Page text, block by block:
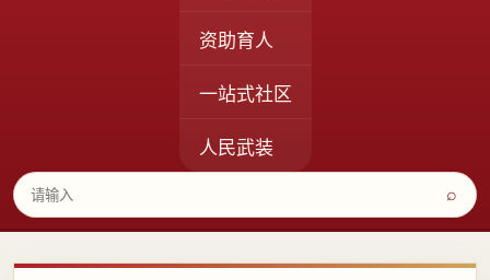
资助育人
一站式社区
人民武装
⌕